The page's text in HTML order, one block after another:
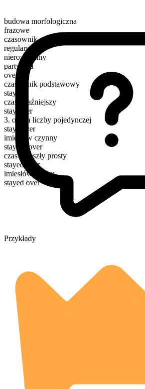
budowa morfologiczna
frazowe
czasownik czynnościowy
regularny
nierozdzielny
partykuła
over
czasownik podstawowy
stay
czas teraźniejszy
stay over
3. osoba liczby pojedynczej
stays over
imiesłów czynny
staying over
czas przeszły prosty
stayed over
imiesłów bierny
stayed over
Przykłady